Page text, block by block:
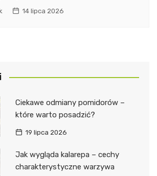
14 lipca 2026
Ciekawe odmiany pomidorów –
które warto posadzić?
19 lipca 2026
Jak wygląda kalarepa – cechy
charakterystyczne warzywa